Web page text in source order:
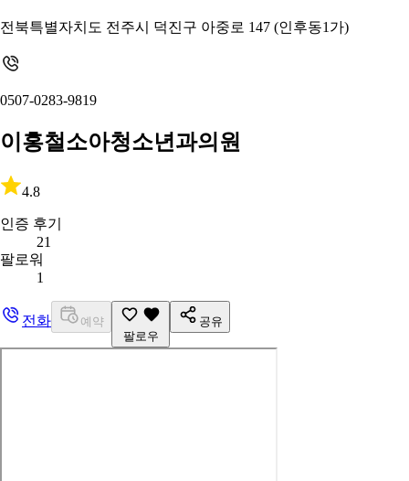
전북특별자치도 전주시 덕진구 아중로 147 (인후동1가)
0507-0283-9819
이홍철소아청소년과의원
4.8
인증 후기
21
팔로워
1
전화
예약
팔로우
공유